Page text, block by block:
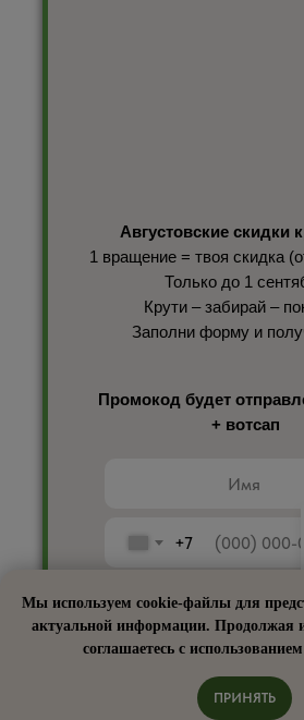
Мы используем cookie-файлы для
актуальной информации. Продолжая
соглашаетесь с
ПРИНЯТЬ
+7
ПОЛУЧИТЬ ПРИЗ
Августовские скидки
1 вращение = твоя скидка
Только до 1
Крути – забирай –
Заполни форму и
Промокод будет
+ вотсап